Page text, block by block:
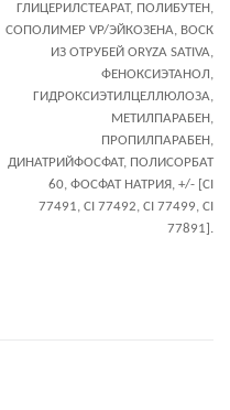
ГЛИЦЕРИЛСТЕАРАТ, ПОЛИБУТЕН,
СОПОЛИМЕР VP/ЭЙКОЗЕНА, ВОСК
ИЗ ОТРУБЕЙ ORYZA SATIVA,
ФЕНОКСИЭТАНОЛ,
ГИДРОКСИЭТИЛЦЕЛЛЮЛОЗА,
МЕТИЛПАРАБЕН,
ПРОПИЛПАРАБЕН,
ДИНАТРИЙФОСФАТ, ПОЛИСОРБАТ
60, ФОСФАТ НАТРИЯ, +/- [CI
77491, CI 77492, CI 77499, CI
77891].